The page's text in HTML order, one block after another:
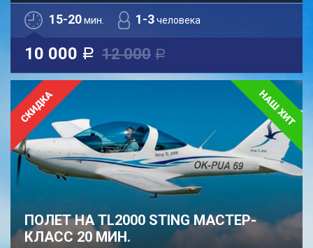
15-20мин. 1-3человека
10 000 a 12 000 a
ПОЛЕТ НА TL2000 STING МАСТЕР-
КЛАСС 20 МИН.